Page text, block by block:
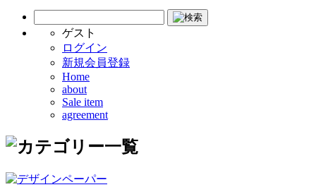
ゲスト
ログイン
新規会員登録
Home
about
Sale item
agreement